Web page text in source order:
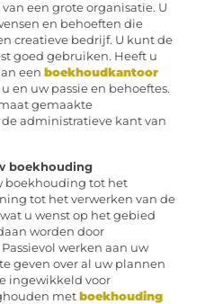
een grote organisatie. U
en behoeften die
creatieve bedrijf. U kunt de
goed gebruiken. Heeft u
een boekhoudkantoor
en uw passie en behoeftes.
gemaakte
administratieve kant van
boekhouding
boekhouding tot het
tot het verwerken van de
u wenst op het gebied
worden door
werken aan uw
geven over al uw plannen
ingewikkeld voor
met boekhouding